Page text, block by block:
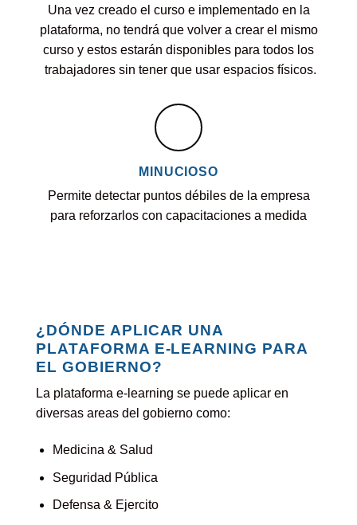
Una vez creado el curso e implementado en la
plataforma, no tendrá que volver a crear el mismo
curso y estos estarán disponibles para todos los
trabajadores sin tener que usar espacios físicos.
MINUCIOSO
Permite detectar puntos débiles de la empresa
para reforzarlos con capacitaciones a medida
¿DÓNDE APLICAR UNA
PLATAFORMA E-LEARNING PARA
EL GOBIERNO?
La plataforma e-learning se puede aplicar en
diversas areas del gobierno como:
Medicina & Salud
Seguridad Pública
Defensa & Ejercito